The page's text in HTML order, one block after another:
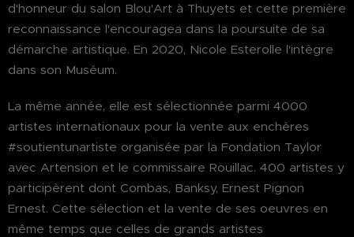
d'honneur du salon Blou'Art à Thuyets et cette première
reconnaissance l'encouragea dans la poursuite de sa
démarche artistique. En 2020, Nicole Esterolle l'intègre
dans son Muséum.
La même année, elle est sélectionnée parmi 4000
artistes internationaux pour la vente aux enchères
#soutientunartiste organisée par la Fondation Taylor
avec Artension et le commissaire Rouillac. 400 artistes y
participèrent dont Combas, Banksy, Ernest Pignon
Ernest. Cette sélection et la vente de ses oeuvres en
même temps que celles de grands artistes